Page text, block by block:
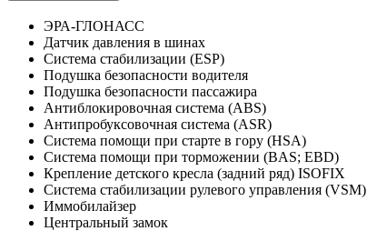
ЭРА-ГЛОНАСС
Датчик давления в шинах
Система стабилизации (ESP)
Подушка безопасности водителя
Подушка безопасности пассажира
Антиблокировочная система (ABS)
Антипробуксовочная система (ASR)
Система помощи при старте в гору (HSA)
Система помощи при торможении (BAS; EBD)
Крепление детского кресла (задний ряд) ISOFIX
Система стабилизации рулевого управления (VSM)
Иммобилайзер
Центральный замок